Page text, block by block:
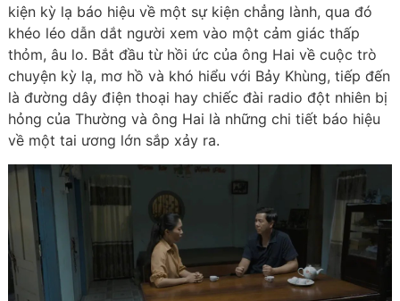
kiện kỳ lạ báo hiệu về một sự kiện chẳng lành, qua đó
khéo léo dẫn dắt người xem vào một cảm giác thấp
thỏm, âu lo. Bắt đầu từ hồi ức của ông Hai về cuộc trò
chuyện kỳ lạ, mơ hồ và khó hiểu với Bảy Khùng, tiếp đến
là đường dây điện thoại hay chiếc đài radio đột nhiên bị
hỏng của Thường và ông Hai là những chi tiết báo hiệu
về một tai ương lớn sắp xảy ra.